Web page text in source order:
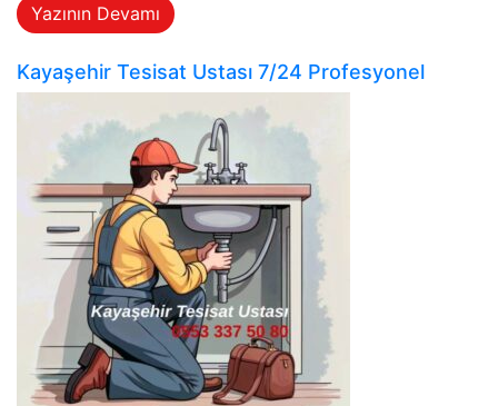
Yazının Devamı
Kayaşehir Tesisat Ustası 7/24 Profesyonel